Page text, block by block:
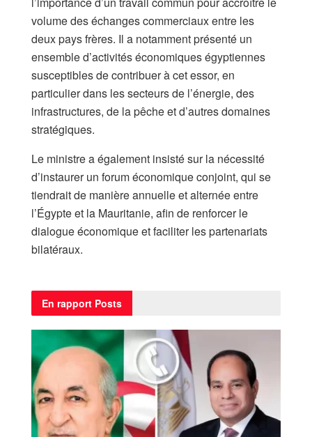
volume des échanges commerciaux entre les
deux pays frères. Il a notamment présenté un
ensemble d’activités économiques égyptiennes
susceptibles de contribuer à cet essor, en
particulier dans les secteurs de l’énergie, des
infrastructures, de la pêche et d’autres domaines
stratégiques.
Le ministre a également insisté sur la nécessité
d’instaurer un forum économique conjoint, qui se
tiendrait de manière annuelle et alternée entre
l’Égypte et la Mauritanie, afin de renforcer le
dialogue économique et faciliter les partenariats
bilatéraux.
En rapport Posts